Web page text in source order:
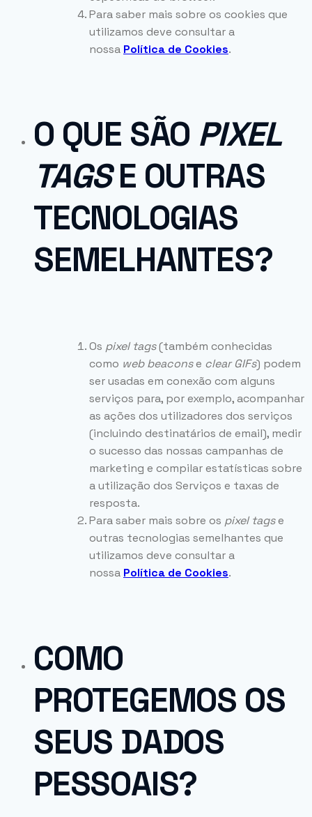
Para saber mais sobre os cookies que
utilizamos deve consultar a
nossa Política de Cookies.
O QUE SÃO PIXEL
TAGSE OUTRAS
TECNOLOGIAS
SEMELHANTES?
Os pixel tags(também conhecidas
como web beaconse clear GIFs) podem
ser usadas em conexão com alguns
serviços para, por exemplo, acompanhar
as ações dos utilizadores dos serviços
(incluindo destinatários de email), medir
o sucesso das nossas campanhas de
marketing e compilar estatísticas sobre
a utilização dos Serviços e taxas de
resposta.
Para saber mais sobre os pixel tagse
outras tecnologias semelhantes que
utilizamos deve consultar a
nossa Política de Cookies.
COMO
PROTEGEMOS OS
SEUS DADOS
PESSOAIS?